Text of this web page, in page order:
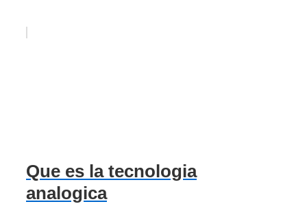
Que es la tecnologia
analogica